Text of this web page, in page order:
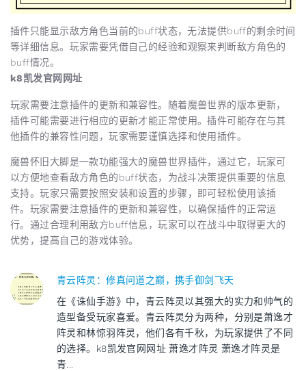
插件只能显示敌方角色当前的buff状态，无法提供buff的剩余时间
等详细信息。玩家需要凭借自己的经验和观察来判断敌方角色的
buff情况。
k8凯发官网网址
玩家需要注意插件的更新和兼容性。随着魔兽世界的版本更新，
插件可能需要进行相应的更新才能正常使用。插件可能存在与其
他插件的兼容性问题，玩家需要谨慎选择和使用插件。
魔兽怀旧大脚是一款功能强大的魔兽世界插件，通过它，玩家可
以方便地查看敌方角色的buff状态，为战斗决策提供重要的信息
支持。玩家只需要按照安装和设置的步骤，即可轻松使用该插
件。玩家需要注意插件的更新和兼容性，以确保插件的正常运
行。通过合理利用敌方buff信息，玩家可以在战斗中取得更大的
优势，提高自己的游戏体验。
青云阵灵：修真问道之巅，携手御剑飞天
在《诛仙手游》中，青云阵灵以其强大的实力和帅气的
造型备受玩家喜爱。青云阵灵分为两种，分别是萧逸才
阵灵和林惊羽阵灵，他们各有千秋，为玩家提供了不同
的选择。k8凯发官网网址 萧逸才阵灵 萧逸才阵灵是
青...